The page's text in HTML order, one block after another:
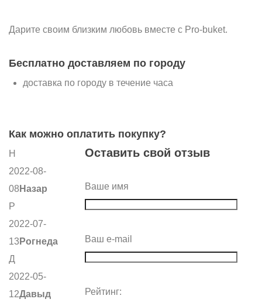
Дарите своим близким любовь вместе с Pro-buket.
Бесплатно доставляем по городу
доставка по городу в течение часа
Как можно оплатить покупку?
Н
2022-08-
08 Назар
Р
2022-07-
13 Рогнеда
Д
2022-05-
12Давыд
Оставить свой отзыв
Ваше имя
Ваш e-mail
Рейтинг: